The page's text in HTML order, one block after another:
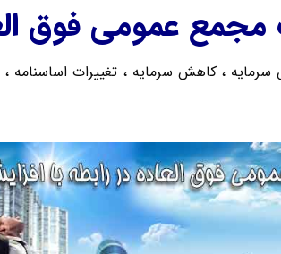
مجمع عمومی فوق
، کاهش سرمایه ، تغییرات اساسنامه ،